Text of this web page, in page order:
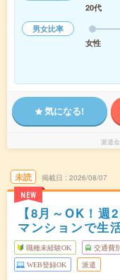
20代
男女比率
女性
気になる!
派遣
未読
NEW
掲載日 2026/08/07
【8月～OK！週
マンションで生
職種未経験OK 交通費
WEB登録OK 派遣